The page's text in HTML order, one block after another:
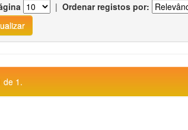
| Ordenar registos por:
de 1.